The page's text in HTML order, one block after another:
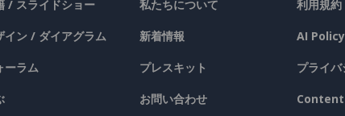
/ スライドショー
イン / ダイアグラム
ーラム
私たちについて
新着情報
プレスキット
お問い合わせ
利用規約
AI Policy
プライ